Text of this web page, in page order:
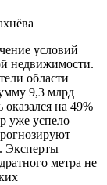
условий
недвижимости.
области
9,3 млрд
на 49%
уже успело
Эксперты
метра не